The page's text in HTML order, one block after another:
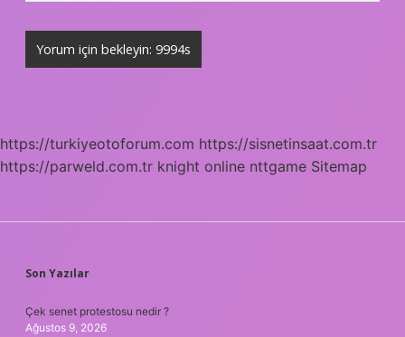
https://turkiyeotoforum.com https://sisnetinsaat.com.tr
https://parweld.com.tr knight online nttgame Sitemap
SIDEBAR
Son Yazılar
Çek senet protestosu nedir ?
Ağustos 9, 2026